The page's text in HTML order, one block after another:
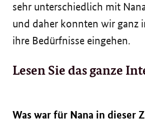
sehr unterschiedlich mit
und daher konnten wir ganz
ihre Bedürfnisse eingehen.
Lesen Sie das ganze
Was war für Nana in dieser